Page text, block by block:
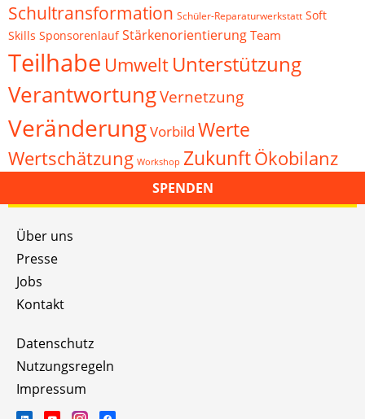
Schultransformation Schüler-Reparaturwerkstatt Soft
Skills Sponsorenlauf Stärkenorientierung Team
Teilhabe Umwelt Unterstützung
VerantwortungVernetzung
VeränderungVorbild Werte
Wertschätzung Workshop ZukunftÖkobilanz
SPENDEN
Über uns
Presse
Jobs
Kontakt
Datenschutz
Nutzungsregeln
Impressum